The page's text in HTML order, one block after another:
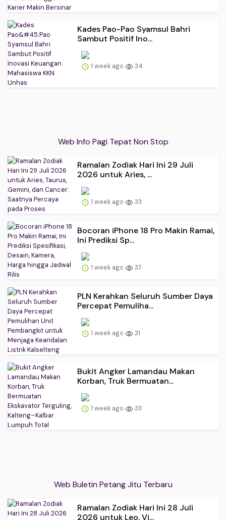
Kades Pao-Pao Syamsul Bahri
Sambut Positif Ino...
1 week ago 34
Web Info Pagi Tepat Non Stop
Ramalan Zodiak Hari Ini 29 Juli
2026 untuk Aries, ...
1 week ago 33
Bocoran iPhone 18 Pro Makin Ramai,
Ini Prediksi Sp...
1 week ago 37
PLN Kerahkan Seluruh Sumber Daya
Percepat Pemuliha...
1 week ago 31
Bukit Angker Lamandau Makan
Korban, Truk Bermuatan...
1 week ago 33
Web Buletin Petang Jitu Terbaru
Ramalan Zodiak Hari Ini 28 Juli
2026 untuk Leo, Vi...